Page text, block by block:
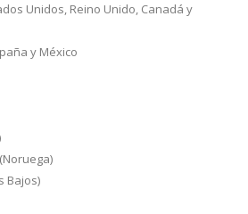
Unidos, Reino Unido, Canadá y
y México
Bajos)